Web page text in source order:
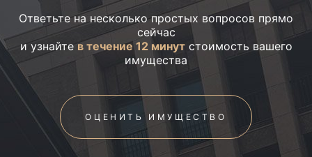
Ответьте на несколько простых вопросов прямо
сейчас
и узнайтев течение 12 минутстоимость вашего
имущества
ОЦЕНИТЬ ИМУЩЕСТВО